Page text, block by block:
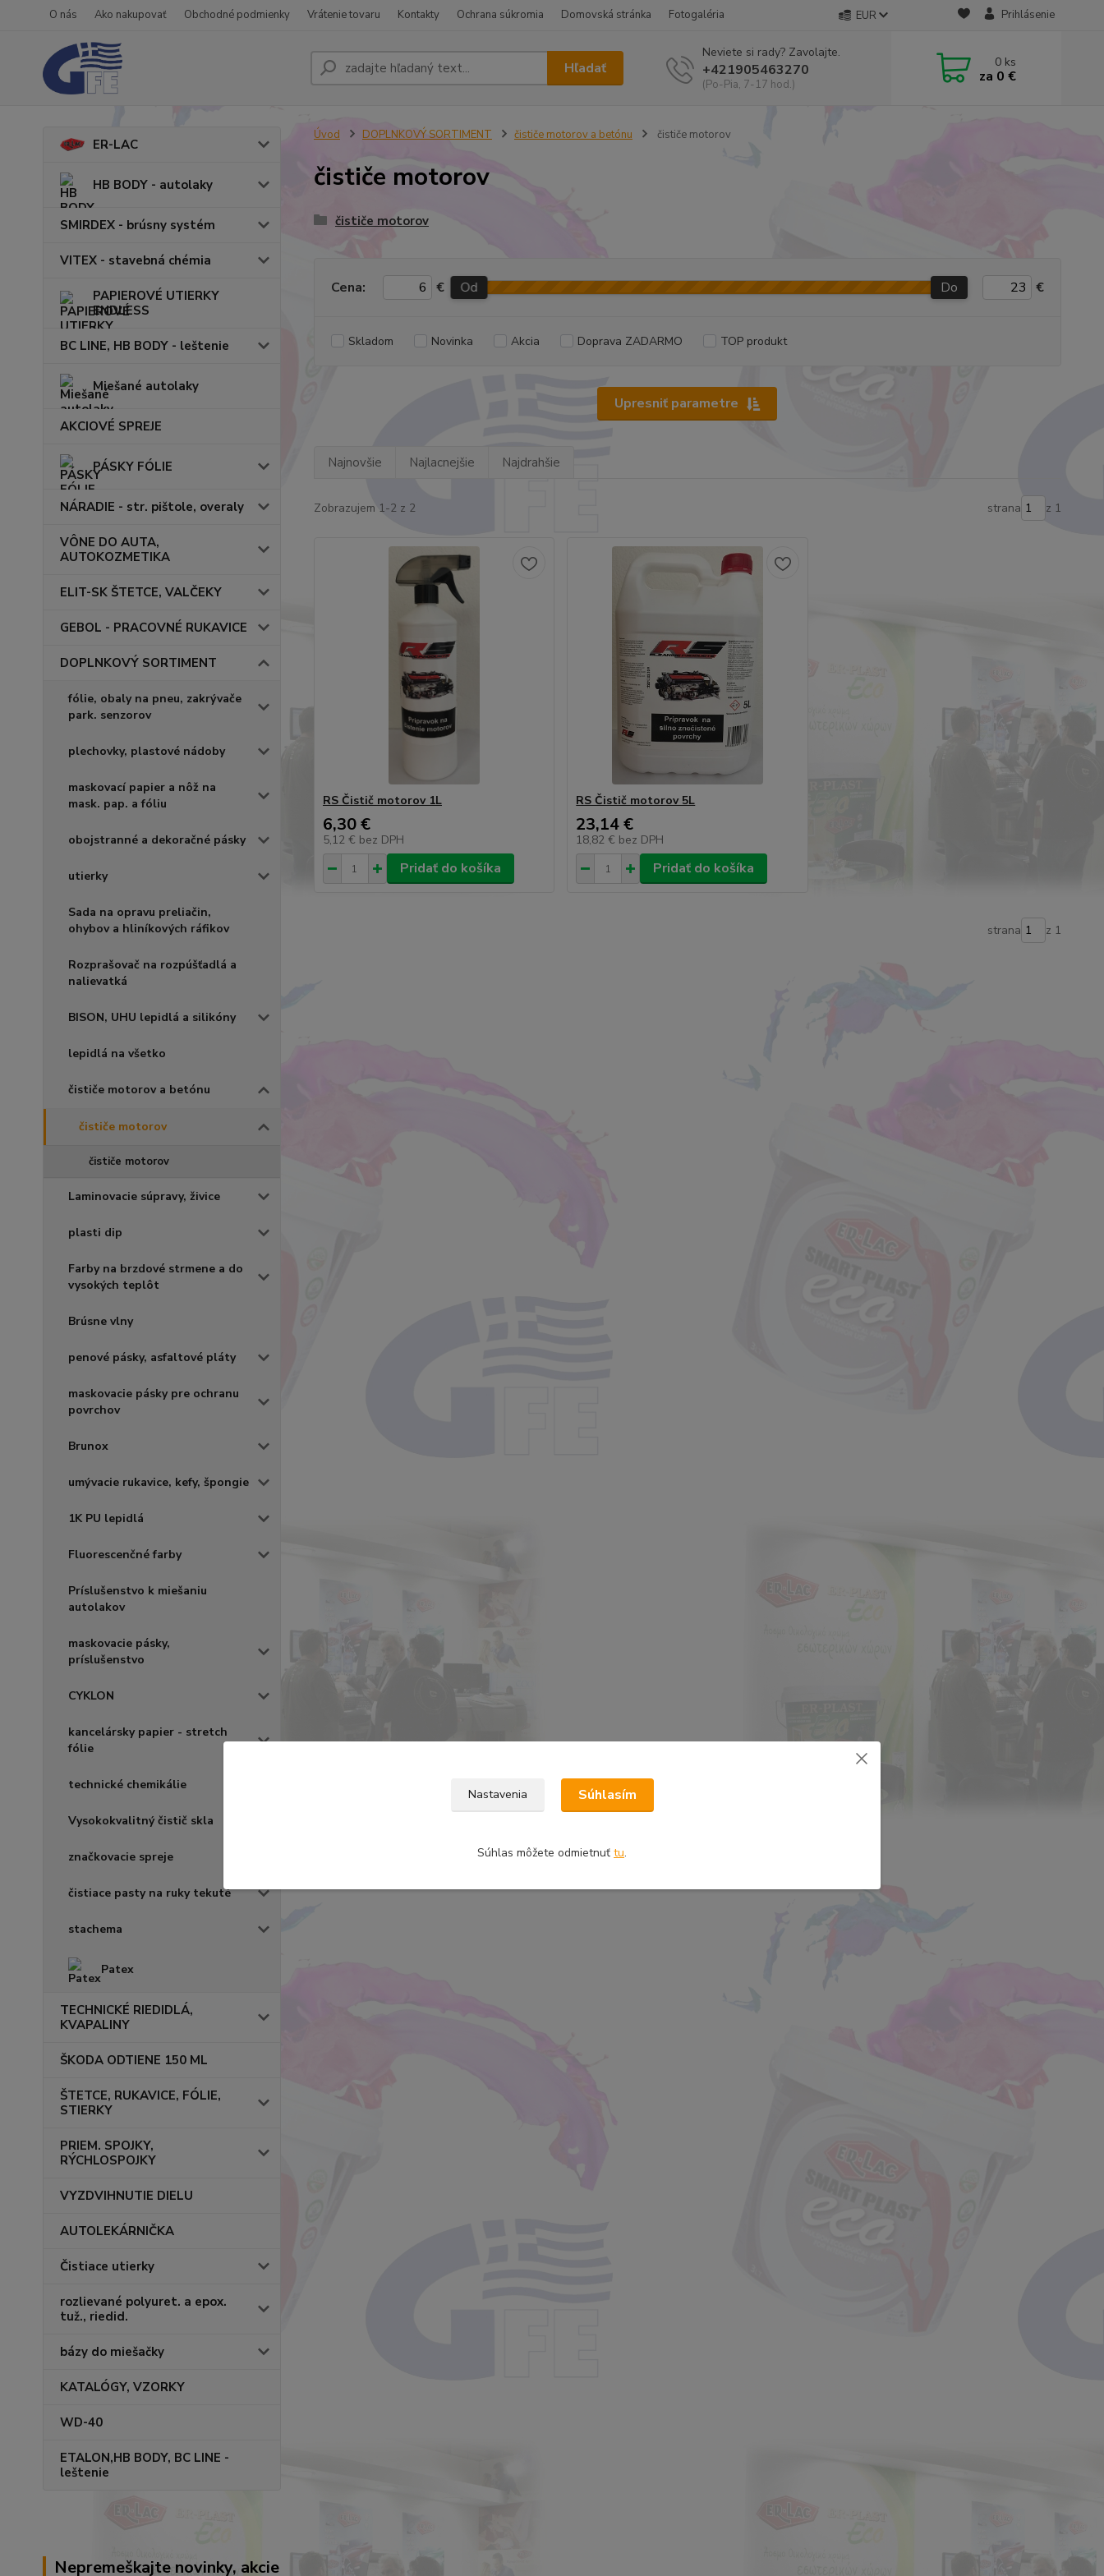
O nás Ako nakupovať Obchodné podmienky Vrátenie tovaru Kontakty Ochrana súkromia Domovská stránka Fotogaléria EUR Prihlásenie
Hľadať
Neviete si rady? Zavolajte.
+421905463270
(Po-Pia, 7-17 hod.)
0 ks
za 0 €
ER-LAC
HB BODY - autolaky
SMIRDEX - brúsny systém
VITEX - stavebná chémia
PAPIEROVÉ UTIERKY
ENDLESS
BC LINE, HB BODY - leštenie
Miešané autolaky
AKCIOVÉ SPREJE
PÁSKY FÓLIE
NÁRADIE - str. pištole, overaly
VÔNE DO AUTA,
AUTOKOZMETIKA
ELIT-SK ŠTETCE, VALČEKY
GEBOL - PRACOVNÉ RUKAVICE
DOPLNKOVÝ SORTIMENT
fólie, obaly na pneu, zakrývače
park. senzorov
plechovky, plastové nádoby
maskovací papier a nôž na
mask. pap. a fóliu
obojstranné a dekoračné pásky
utierky
Sada na opravu preliačin,
ohybov a hliníkových ráfikov
Rozprašovač na rozpúšťadlá a
nalievatká
BISON, UHU lepidlá a silikóny
lepidlá na všetko
čističe motorov a betónu
čističe motorov
čističe motorov
Laminovacie súpravy, živice
plasti dip
Farby na brzdové strmene a do
vysokých teplôt
Brúsne vlny
penové pásky, asfaltové pláty
maskovacie pásky pre ochranu
povrchov
Brunox
umývacie rukavice, kefy, špongie
1K PU lepidlá
Fluorescenčné farby
Príslušenstvo k miešaniu
autolakov
maskovacie pásky,
príslušenstvo
CYKLON
kancelársky papier - stretch
fólie
technické chemikálie
Vysokokvalitný čistič skla
značkovacie spreje
čistiace pasty na ruky tekuté
stachema
Patex
TECHNICKÉ RIEDIDLÁ,
KVAPALINY
ŠKODA ODTIENE 150 ML
ŠTETCE, RUKAVICE, FÓLIE,
STIERKY
PRIEM. SPOJKY,
RÝCHLOSPOJKY
VYZDVIHNUTIE DIELU
AUTOLEKÁRNIČKA
Čistiace utierky
rozlievané polyuret. a epox.
tuž., riedid.
bázy do miešačky
KATALÓGY, VZORKY
WD-40
ETALON,HB BODY, BC LINE -
leštenie
Nepremeškajte novinky, akcie
Úvod DOPLNKOVÝ SORTIMENT čističe motorov a betónu čističe motorov
čističe motorov
čističe motorov
Upresniť parametre
Cena: € Od Do €
Skladom Novinka Akcia Doprava ZADARMO TOP produkt
Najnovšie Najlacnejšie Najdrahšie
Zobrazujem 1-2 z 2 strana z 1
RS Čistič motorov 1L
6,30 €
5,12 € bez DPH
Pridať do košíka
RS Čistič motorov 5L
23,14 €
18,82 € bez DPH
Pridať do košíka
strana z 1
Nastavenia Súhlasím
Súhlas môžete odmietnuť tu.